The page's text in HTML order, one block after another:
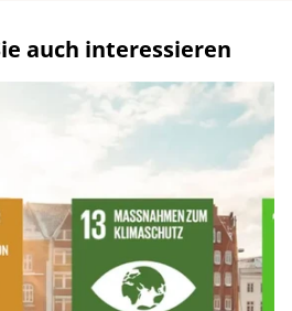
auch interessieren